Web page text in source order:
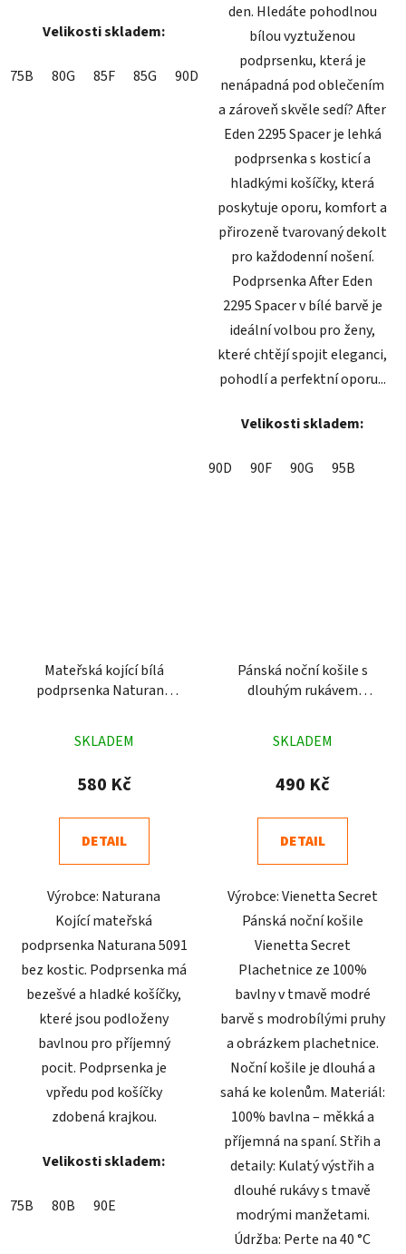
Velikosti skladem:
75B 80G 85F 85G 90D
den. Hledáte pohodlnou
bílou vyztuženou
podprsenku, která je
nenápadná pod oblečením
a zároveň skvěle sedí? After
Eden 2295 Spacer je lehká
podprsenka s kosticí a
hladkými košíčky, která
poskytuje oporu, komfort a
přirozeně tvarovaný dekolt
pro každodenní nošení.
Podprsenka After Eden
2295 Spacer v bílé barvě je
ideální volbou pro ženy,
které chtějí spojit eleganci,
pohodlí a perfektní oporu...
Velikosti skladem:
90D 90F 90G 95B
Mateřská kojící bílá
podprsenka Naturana
hodnocení
produktu
4,8
z
hvězdiček.
SKLADEM
580 Kč
DETAIL
Výrobce: Naturana
Kojící mateřská
podprsenka Naturana 5091
bez kostic. Podprsenka má
bezešvé a hladké košíčky,
které jsou podloženy
bavlnou pro příjemný
pocit. Podprsenka je
vpředu pod košíčky
zdobená krajkou.
Velikosti skladem:
75B 80B 90E
Pánská noční košile s
dlouhým rukávem
hodnocení
produktu
4,3
z
hvězdiček.
SKLADEM
490 Kč
DETAIL
Výrobce: Vienetta Secret
Pánská noční košile
Vienetta Secret
Plachetnice ze 100%
bavlny v tmavě modré
barvě s modrobílými pruhy
a obrázkem plachetnice.
Noční košile je dlouhá a
sahá ke kolenům. Materiál:
100% bavlna – měkká a
příjemná na spaní. Střih a
detaily: Kulatý výstřih a
dlouhé rukávy s tmavě
modrými manžetami.
Údržba: Perte na 40 °C